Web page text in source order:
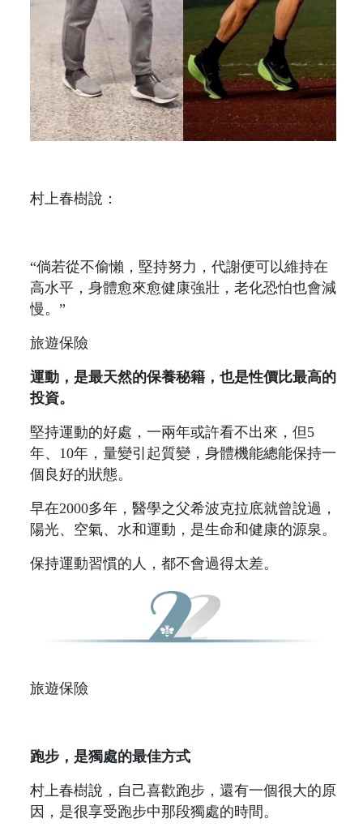
村上春樹說：
“倘若從不偷懶，堅持努力，代謝便可以維持在
高水平，身體愈來愈健康強壯，老化恐怕也會減
慢。”
旅遊保險
運動，是最天然的保養秘籍，也是性價比最高的
投資。
堅持運動的好處，一兩年或許看不出來，但5
年、10年，量變引起質變，身體機能總能保持一
個良好的狀態。
早在2000多年，醫學之父希波克拉底就曾說過，
陽光、空氣、水和運動，是生命和健康的源泉。
保持運動習慣的人，都不會過得太差。
旅遊保險
跑步，是獨處的最佳方式
村上春樹說，自己喜歡跑步，還有一個很大的原
因，是很享受跑步中那段獨處的時間。